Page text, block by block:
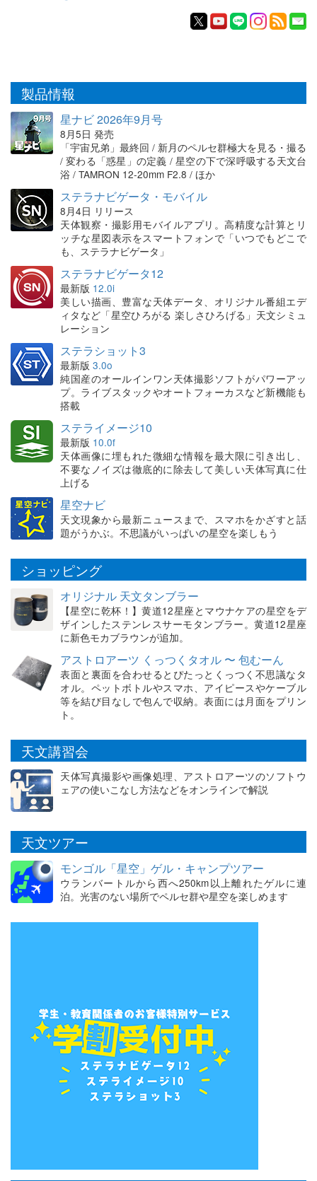
製品情報
星ナビ 2026年9月号
8月5日 発売
「宇宙兄弟」最終回 / 新月のペルセ群極大を見る・撮る
/ 変わる「惑星」の定義 / 星空の下で深呼吸する天文台
浴 / TAMRON 12-20mm F2.8 / ほか
ステラナビゲータ・モバイル
8月4日 リリース
天体観察・撮影用モバイルアプリ。高精度な計算とリ
ッチな星図表示をスマートフォンで「いつでもどこで
も、ステラナビゲータ」
ステラナビゲータ12
最新版 12.0i
美しい描画、豊富な天体データ、オリジナル番組エデ
ィタなど「星空ひろがる 楽しさひろげる」天文シミュ
レーション
ステラショット3
最新版 3.0o
純国産のオールインワン天体撮影ソフトがパワーアッ
プ。ライブスタックやオートフォーカスなど新機能も
搭載
ステライメージ10
最新版 10.0f
天体画像に埋もれた微細な情報を最大限に引き出し、
不要なノイズは徹底的に除去して美しい天体写真に仕
上げる
星空ナビ
天文現象から最新ニュースまで、スマホをかざすと話
題がうかぶ。不思議がいっぱいの星空を楽しもう
ショッピング
オリジナル 天文タンブラー
【星空に乾杯！】黄道12星座とマウナケアの星空をデ
ザインしたステンレスサーモタンブラー。黄道12星座
に新色モカブラウンが追加。
アストロアーツ くっつくタオル 〜 包むーん
表面と裏面を合わせるとぴたっとくっつく不思議なタ
オル。ペットボトルやスマホ、アイピースやケーブル
等を結び目なしで包んで収納。表面には月面をプリン
ト。
天文講習会
天体写真撮影や画像処理、アストロアーツのソフトウ
ェアの使いこなし方法などをオンラインで解説
天文ツアー
モンゴル「星空」ゲル・キャンプツアー
ウランバートルから西へ250km以上離れたゲルに連
泊。光害のない場所でペルセ群や星空を楽しめます